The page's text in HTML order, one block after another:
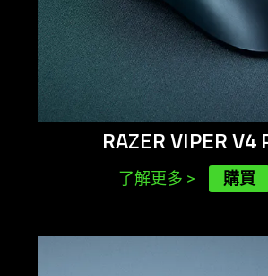
RAZER VIPER V4
了解更多 > 購買